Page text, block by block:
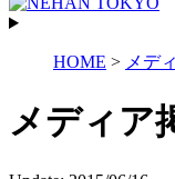
HOME > メデ
メディア